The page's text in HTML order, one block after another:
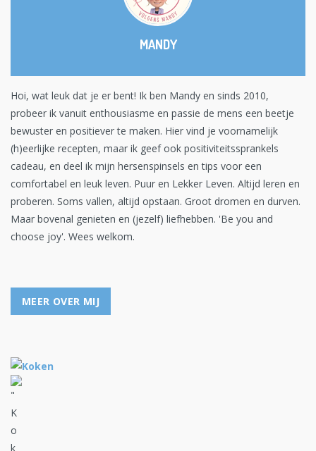
MANDY
Hoi, wat leuk dat je er bent! Ik ben Mandy en sinds 2010,
probeer ik vanuit enthousiasme en passie de mens een beetje
bewuster en positiever te maken. Hier vind je voornamelijk
(h)eerlijke recepten, maar ik geef ook positiviteitssprankels
cadeau, en deel ik mijn hersenspinsels en tips voor een
comfortabel en leuk leven. Puur en Lekker Leven. Altijd leren en
proberen. Soms vallen, altijd opstaan. Groot dromen en durven.
Maar bovenal genieten en (jezelf) liefhebben. 'Be you and
choose joy'. Wees welkom.
MEER OVER MIJ